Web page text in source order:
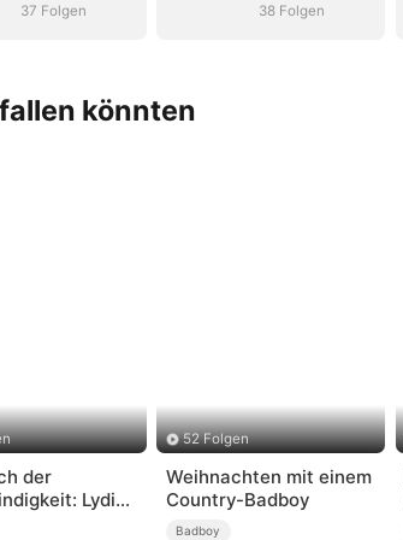
37 Folgen
38 Folgen
könnten
der
Lydias
Geburtstag
52 Folgen
Weihnachten mit einem
Country-Badboy
Badboy